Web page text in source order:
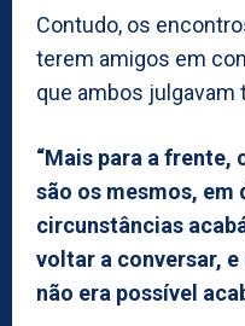
Contudo, os
terem amigos em
que ambos julgavam
“Mais para a frente,
são os mesmos, em
circunstâncias
voltar a conversar,
não era possível